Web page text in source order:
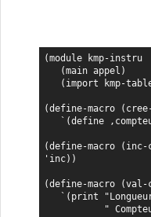
(module kmp-instru
(define-macro
(define-macro (inc-
'inc))
(define-macro (val-